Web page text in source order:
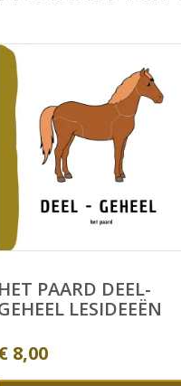
HET PAARD DEEL-
LESIDEEËN
8,00